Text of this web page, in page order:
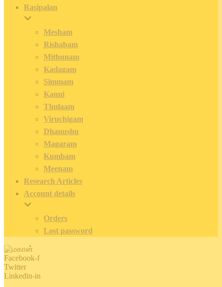
Rasipalan
Mesham
Rishabam
Mithunam
Kadagam
Simmam
Kanni
Thulaam
Viruchigam
Dhanushu
Magaram
Kumbam
Meenam
Research Articles
Account details
Orders
Lost password
Facebook-f
Twitter
Linkedin-in